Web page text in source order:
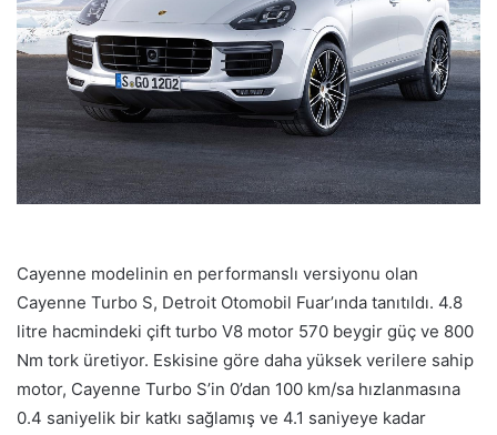
Cayenne modelinin en performanslı versiyonu olan
Cayenne Turbo S, Detroit Otomobil Fuar’ında tanıtıldı. 4.8
litre hacmindeki çift turbo V8 motor 570 beygir güç ve 800
Nm tork üretiyor. Eskisine göre daha yüksek verilere sahip
motor, Cayenne Turbo S’in 0’dan 100 km/sa hızlanmasına
0.4 saniyelik bir katkı sağlamış ve 4.1 saniyeye kadar